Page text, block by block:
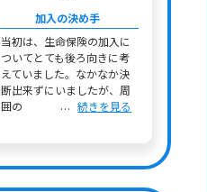
加入の決め手
当初は、生命保険の加入に
ついてとても後ろ向きに考
えていました。なかなか決
断出来ずにいましたが、周
囲の
続きを見る